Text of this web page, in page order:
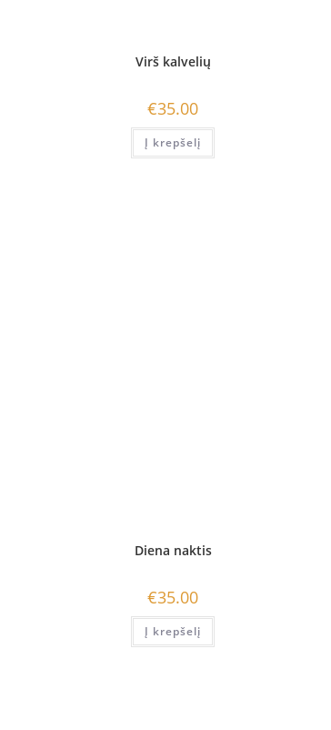
Virš kalvelių
€35.00
Į krepšelį
Diena naktis
€35.00
Į krepšelį